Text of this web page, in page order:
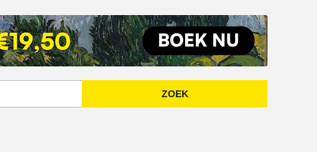
Nog geen account, meld jehier aan.
ZOEK